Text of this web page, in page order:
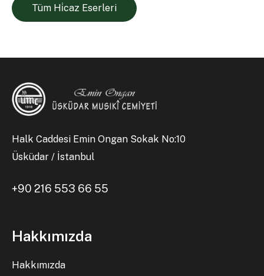
Tüm Hi̇caz Eserleri
Halk Caddesi Emin Ongan Sokak No:10
Üsküdar / İstanbul
+90 216 553 66 55
Hakkımızda
Hakkımızda